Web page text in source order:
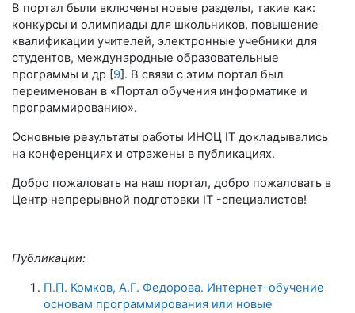
В портал были включены новые разделы, такие как:
конкурсы и олимпиады для школьников, повышение
квалификации учителей, электронные учебники для
студентов, международные образовательные
программы и др [ 9 ]. В связи с этим портал был
переименован в «Портал обучения информатике и
программированию».
Основные результаты работы ИНОЦ IT докладывались
на конференциях и отражены в публикациях.
Добро пожаловать на наш портал, добро пожаловать в
Центр непрерывной подготовки IT -специалистов!
Публикации:
П.П. Комков, А.Г. Федорова. Интернет-обучение
основам программирования или новые